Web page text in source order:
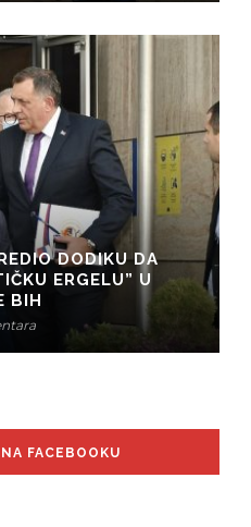
DODIKU DA
ERGELU” U
BIH
FACEBOOKU